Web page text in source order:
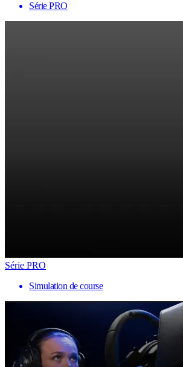
Série PRO
Série PRO
Simulation de course